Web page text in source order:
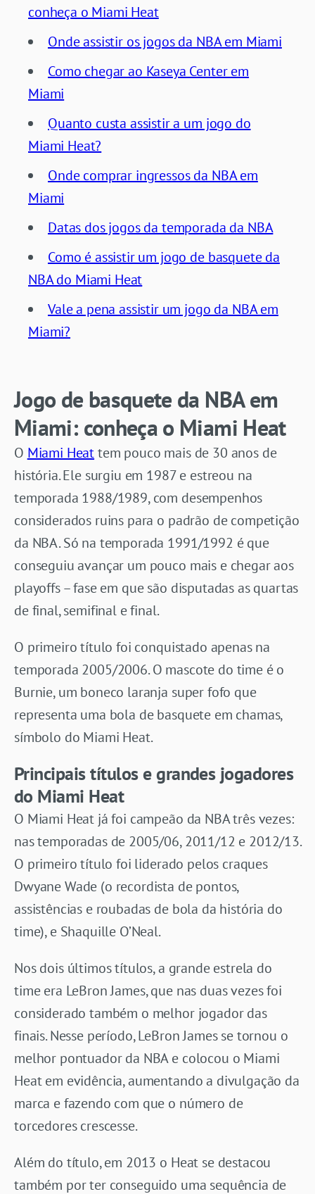
conheça o Miami Heat
Onde assistir os jogos da NBA em Miami
Como chegar ao Kaseya Center em
Miami
Quanto custa assistir a um jogo do
Miami Heat?
Onde comprar ingressos da NBA em
Miami
Datas dos jogos da temporada da NBA
Como é assistir um jogo de basquete da
NBA do Miami Heat
Vale a pena assistir um jogo da NBA em
Miami?
Jogo de basquete da NBA em
Miami: conheça o Miami Heat
O Miami Heattem pouco mais de 30 anos de
história. Ele surgiu em 1987 e estreou na
temporada 1988/1989, com desempenhos
considerados ruins para o padrão de competição
da NBA. Só na temporada 1991/1992 é que
conseguiu avançar um pouco mais e chegar aos
playoffs – fase em que são disputadas as quartas
de final, semifinal e final.
O primeiro título foi conquistado apenas na
temporada 2005/2006. O mascote do time é o
Burnie, um boneco laranja super fofo que
representa uma bola de basquete em chamas,
símbolo do Miami Heat.
Principais títulos e grandes jogadores
do Miami Heat
O Miami Heat já foi campeão da NBA três vezes:
nas temporadas de 2005/06, 2011/12 e 2012/13.
O primeiro título foi liderado pelos craques
Dwyane Wade (o recordista de pontos,
assistências e roubadas de bola da história do
time), e Shaquille O’Neal.
Nos dois últimos títulos, a grande estrela do
time era LeBron James, que nas duas vezes foi
considerado também o melhor jogador das
finais. Nesse período, LeBron James se tornou o
melhor pontuador da NBA e colocou o Miami
Heat em evidência, aumentando a divulgação da
marca e fazendo com que o número de
torcedores crescesse.
Além do título, em 2013 o Heat se destacou
também por ter conseguido uma sequência de